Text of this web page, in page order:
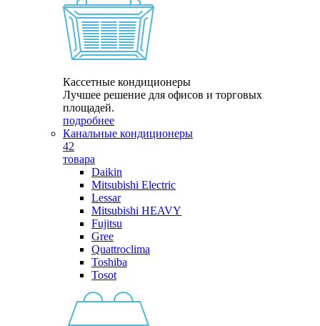
Кассетные кондиционеры
Лучшее решение для офисов и торговых
площадей.
подробнее
Канальные кондиционеры
42
товара
Daikin
Mitsubishi Electric
Lessar
Mitsubishi HEAVY
Fujitsu
Gree
Quattroclima
Toshiba
Tosot